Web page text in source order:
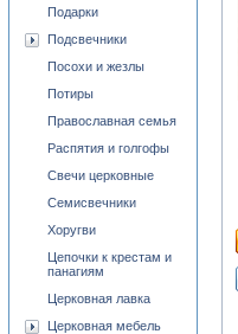
Подарки
Подсвечники
Посохи и жезлы
Потиры
Православная семья
Распятия и голгофы
Свечи церковные
Семисвечники
Хоругви
Цепочки к крестам и
панагиям
Церковная лавка
Церковная мебель